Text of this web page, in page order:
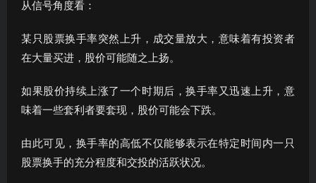
从信号角度看：
某只股票换手率突然上升，成交量放大，意味着有投资者
在大量买进，股价可能随之上扬。
如果股价持续上涨了一个时期后，换手率又迅速上升，意
味着一些套利者要套现，股价可能会下跌。
由此可见，换手率的高低不仅能够表示在特定时间内一只
股票换手的充分程度和交投的活跃状况。